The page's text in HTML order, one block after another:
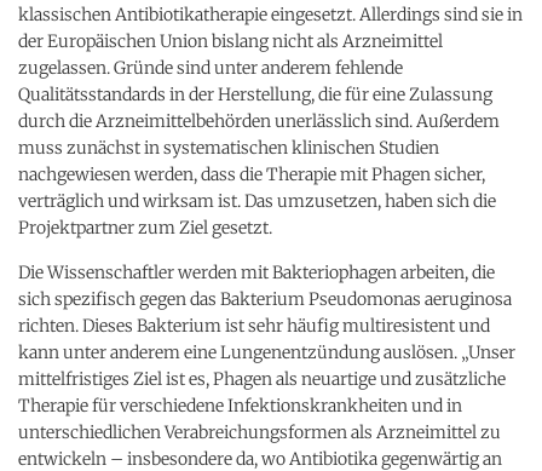
klassischen Antibiotikatherapie eingesetzt. Allerdings sind sie in
der Europäischen Union bislang nicht als Arzneimittel
zugelassen. Gründe sind unter anderem fehlende
Qualitätsstandards in der Herstellung, die für eine Zulassung
durch die Arzneimittelbehörden unerlässlich sind. Außerdem
muss zunächst in systematischen klinischen Studien
nachgewiesen werden, dass die Therapie mit Phagen sicher,
verträglich und wirksam ist. Das umzusetzen, haben sich die
Projektpartner zum Ziel gesetzt.
Die Wissenschaftler werden mit Bakteriophagen arbeiten, die
sich spezifisch gegen das Bakterium Pseudomonas aeruginosa
richten. Dieses Bakterium ist sehr häufig multiresistent und
kann unter anderem eine Lungenentzündung auslösen. „Unser
mittelfristiges Ziel ist es, Phagen als neuartige und zusätzliche
Therapie für verschiedene Infektionskrankheiten und in
unterschiedlichen Verabreichungsformen als Arzneimittel zu
entwickeln – insbesondere da, wo Antibiotika gegenwärtig an